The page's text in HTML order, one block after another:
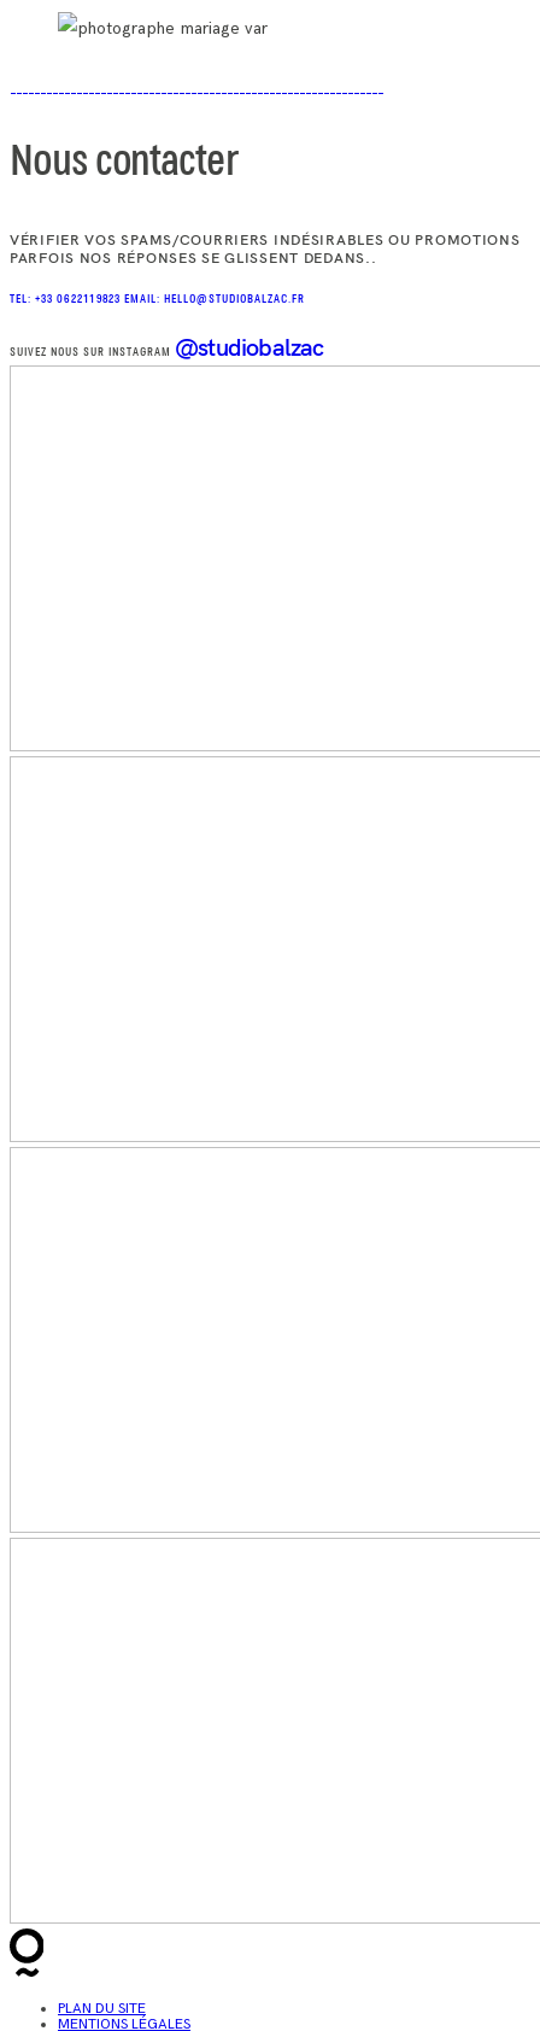
Nous contacter
VÉRIFIER VOS SPAMS/COURRIERS INDÉSIRABLES OU PROMOTIONS
PARFOIS NOS RÉPONSES SE GLISSENT DEDANS..
TEL: +33 0622119823 EMAIL: HELLO@STUDIOBALZAC.FR
SUIVEZ NOUS SUR INSTAGRAM @studiobalzac
PLAN DU SITE
MENTIONS LÉGALES